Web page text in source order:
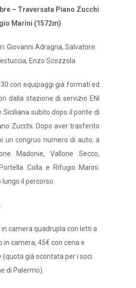
– Traversata Piano Zucchi
Marini (1572m)
Giovanni Adragna, Salvatore
Enzo Scozzola
con equipaggi già formati ed
dalla stazione di servizio ENI
Siciliana subito dopo il ponte di
Zucchi. Dopo aver trasferito
un congruo numero di auto, a
Madonie, Vallone Secco,
Colla e Rifugio Marini.
il percorso.
camera quadrupla con letti a
in camera, 45€ con cena e
(quota già scontata per i soci
di Palermo).